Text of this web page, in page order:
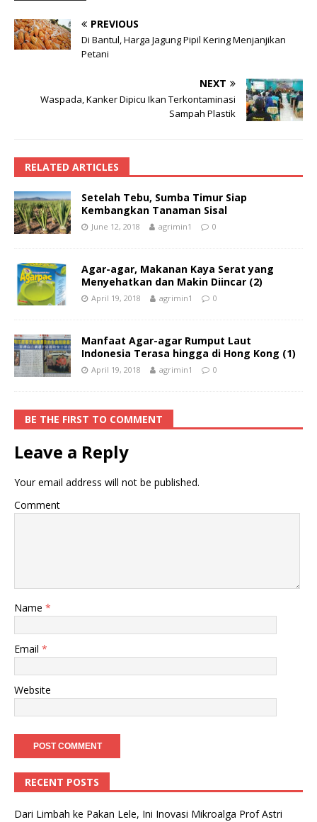
PREVIOUS
Di Bantul, Harga Jagung Pipil Kering Menjanjikan
Petani
NEXT
Waspada, Kanker Dipicu Ikan Terkontaminasi
Sampah Plastik
RELATED ARTICLES
Setelah Tebu, Sumba Timur Siap
Kembangkan Tanaman Sisal
June 12, 2018 agrimin1 0
Agar-agar, Makanan Kaya Serat yang
Menyehatkan dan Makin Diincar (2)
April 19, 2018 agrimin1 0
Manfaat Agar-agar Rumput Laut
Indonesia Terasa hingga di Hong Kong (1)
April 19, 2018 agrimin1 0
BE THE FIRST TO COMMENT
Leave a Reply
Your email address will not be published.
Comment
Name *
Email *
Website
RECENT POSTS
Dari Limbah ke Pakan Lele, Ini Inovasi Mikroalga Prof Astri